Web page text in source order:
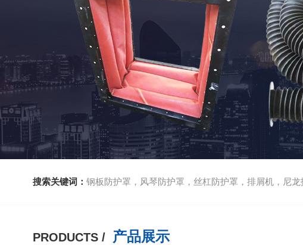
搜索关键词： 钢板防护罩，风琴防护罩，丝杠防护罩，排屑机，尼龙拖链
PRODUCTS / 产品展示